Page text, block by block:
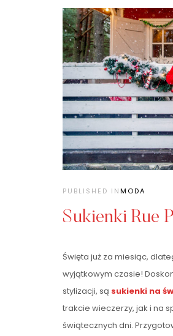
PUBLISHED INMODA
Sukienki Rue
Święta już za miesiąc,
wyjątkowym czasie!
stylizacji, są sukienki na
trakcie wieczerzy, jak i na
świątecznych dni.